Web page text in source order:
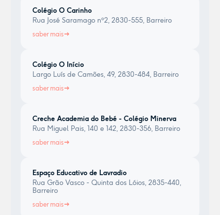
Colégio O Carinho
Rua José Saramago nº2, 2830-555, Barreiro
saber mais
Colégio O Início
Largo Luís de Camões, 49, 2830-484, Barreiro
saber mais
Creche Academia do Bebé - Colégio Minerva
Rua Miguel Pais, 140 e 142, 2830-356, Barreiro
saber mais
Espaço Educativo de Lavradio
Rua Grão Vasco - Quinta dos Lóios, 2835-440,
Barreiro
saber mais